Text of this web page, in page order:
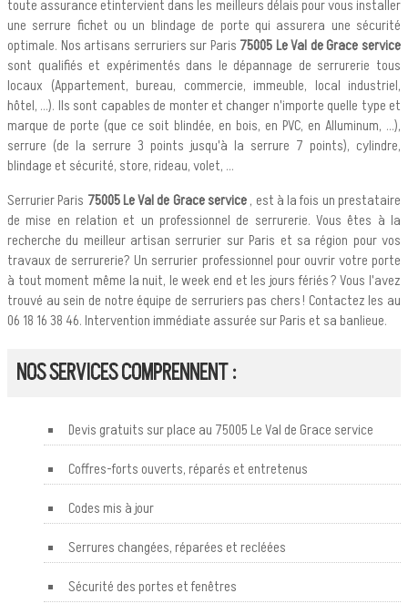
toute assurance etintervient dans les meilleurs délais pour vous installer
une serrure fichet ou un blindage de porte qui assurera une sécurité
optimale. Nos artisans serruriers sur Paris 75005 Le Val de Grace service
sont qualifiés et expérimentés dans le dépannage de serrurerie tous
locaux (Appartement, bureau, commercie, immeuble, local industriel,
hôtel, ...). Ils sont capables de monter et changer n'importe quelle type et
marque de porte (que ce soit blindée, en bois, en PVC, en Alluminum, ...),
serrure (de la serrure 3 points jusqu'à la serrure 7 points), cylindre,
blindage et sécurité, store, rideau, volet, ...
Serrurier Paris 75005 Le Val de Grace service, est à la fois un prestataire
de mise en relation et un professionnel de serrurerie. Vous êtes à la
recherche du meilleur artisan serrurier sur Paris et sa région pour vos
travaux de serrurerie? Un serrurier professionnel pour ouvrir votre porte
à tout moment même la nuit, le week end et les jours fériés ? Vous l'avez
trouvé au sein de notre équipe de serruriers pas chers ! Contactez les au
06 18 16 38 46. Intervention immédiate assurée sur Paris et sa banlieue.
NOS SERVICES COMPRENNENT :
Devis gratuits sur place au 75005 Le Val de Grace service
Coffres-forts ouverts, réparés et entretenus
Codes mis à jour
Serrures changées, réparées et recléées
Sécurité des portes et fenêtres